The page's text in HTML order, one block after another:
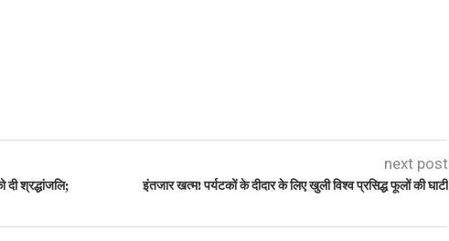
श्रद्धांजलि;
next post
इंतजार खत्म! पर्यटकों के दीदार के लिए खुली विश्व प्रसिद्ध फूलों की घाटी